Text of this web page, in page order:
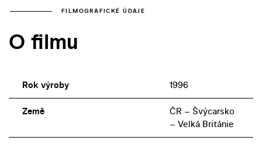
FILMOGRAFICKÉ ÚDAJE
O filmu
Rok výroby 1996
Země
ČR – Švýcarsko
– Velká Británie